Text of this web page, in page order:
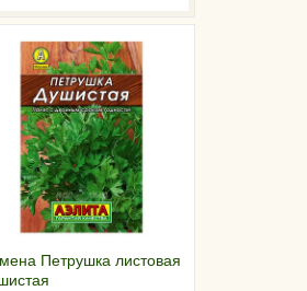
Петрушка листовая